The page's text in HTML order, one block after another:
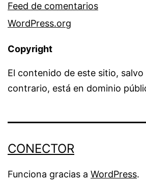
Feed de comentarios
WordPress.org
Copyright
El contenido de este sitio, salvo
contrario, está en dominio
CONECTOR
Funciona gracias a WordPress.